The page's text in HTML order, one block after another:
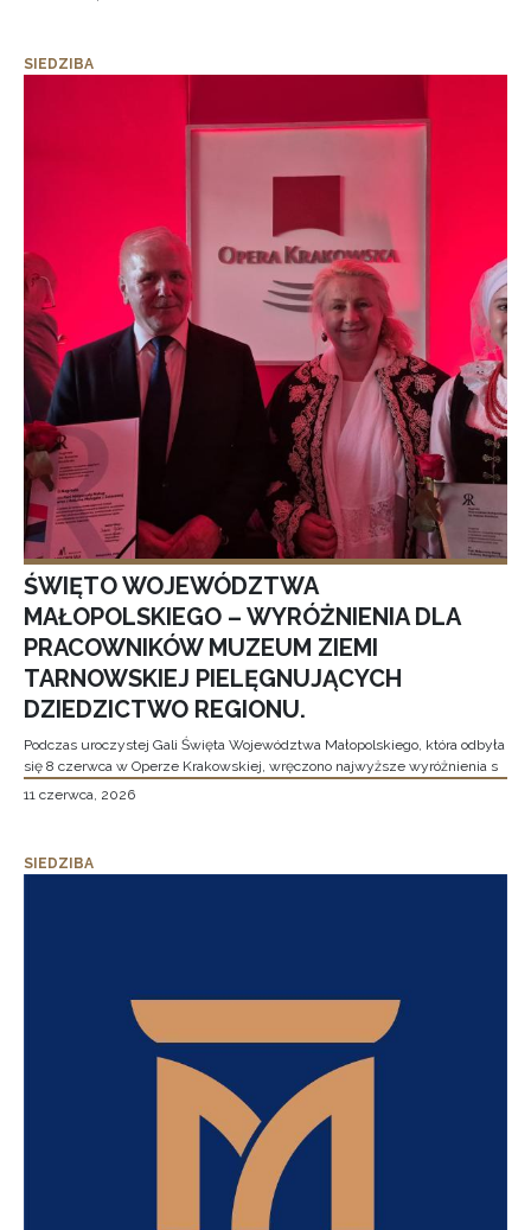
SIEDZIBA
ŚWIĘTO WOJEWÓDZTWA
MAŁOPOLSKIEGO – WYRÓŻNIENIA DLA
PRACOWNIKÓW MUZEUM ZIEMI
TARNOWSKIEJ PIELĘGNUJĄCYCH
DZIEDZICTWO REGIONU.
Podczas uroczystej Gali Święta Województwa Małopolskiego, która odbyła
się 8 czerwca w Operze Krakowskiej, wręczono najwyższe wyróżnienia s
11 czerwca, 2026
SIEDZIBA